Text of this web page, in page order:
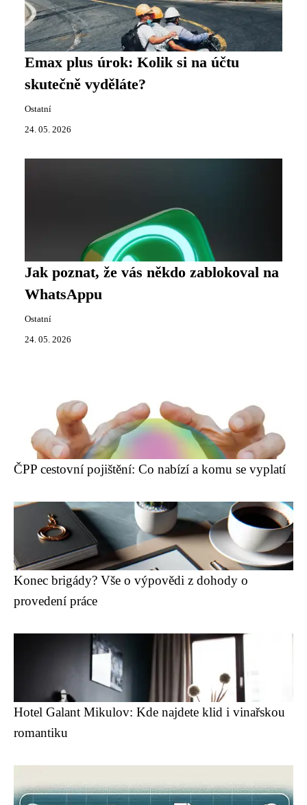
Emax plus úrok: Kolik si na účtu
skutečně vyděláte?
Ostatní
24. 05. 2026
Jak poznat, že vás někdo zablokoval na
WhatsAppu
Ostatní
24. 05. 2026
ČPP cestovní pojištění: Co nabízí a komu se vyplatí
Konec brigády? Vše o výpovědi z dohody o
provedení práce
Hotel Galant Mikulov: Kde najdete klid i vinařskou
romantiku